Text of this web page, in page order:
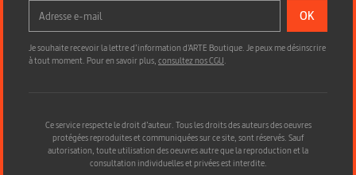
OK
Je souhaite recevoir la lettre d’information d'ARTE Boutique. Je peux me désinscrire
à tout moment. Pour en savoir plus,consultez nos CGU.
Ce service respecte le droit d’auteur. Tous les droits des auteurs des oeuvres
protégées reproduites et communiquées sur ce site, sont réservés. Sauf
autorisation, toute utilisation des oeuvres autre que la reproduction et la
consultation individuelles et privées est interdite.